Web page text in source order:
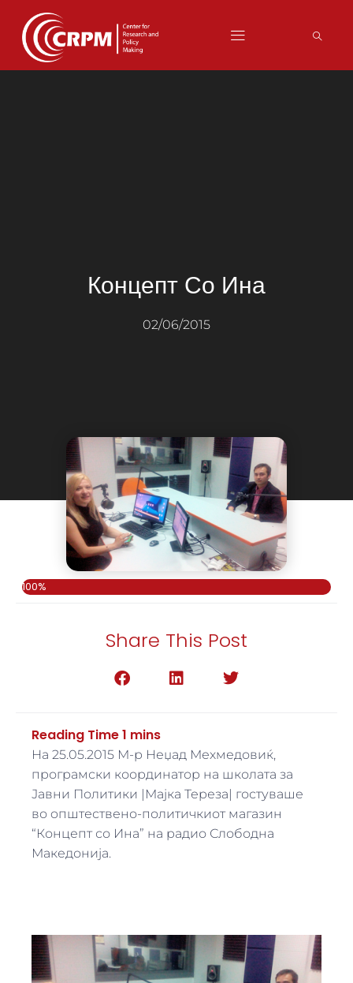
Концепт Со Ина
02/06/2015
100%
Share This Post
На 25.05.2015 М-р Неџад Мехмедовиќ,
програмски координатор на школата за
Јавни Политики |Мајка Тереза| гостуваше
во oпштествено-политичкиот магазин
“Концепт со Ина” на радио Слободна
Македонија.